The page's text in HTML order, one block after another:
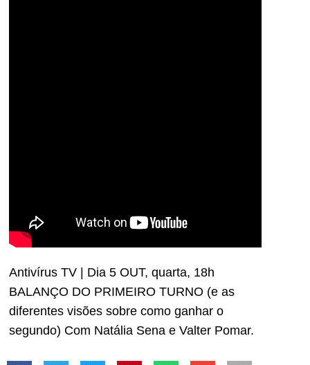
Antivírus TV | Dia 5 OUT, quarta, 18h
BALANÇO DO PRIMEIRO TURNO (e as
diferentes visões sobre como ganhar o
segundo) Com Natália Sena e Valter Pomar.